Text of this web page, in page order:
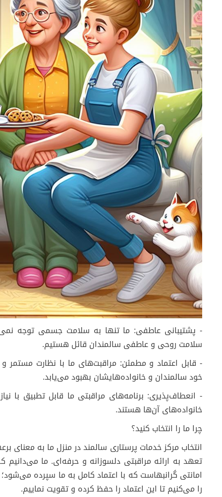
- پشتیبانی عاطفی: ما تنها به سلامت جسمی توجه
سلامت روحی و عاطفی سالمندان قائل هستیم.
- قابل اعتماد و مطمئن: مراقبت‌های ما با نظارت مستمر و
خود سالمندان و خانواده‌هایشان بهبود می‌یابد.
- انعطاف‌پذیری: برنامه‌های مراقبتی ما قابل تطبیق با
خانواده‌های آن‌ها هستند.
چرا ما را انتخاب کنید؟
انتخاب مرکز خدمات پرستاری سالمند در منزل ما به
تعهد به ارائه مراقبتی دلسوزانه و حرفه‌ای. ما می‌دانیم
امانتی گرانبهاست که با اعتماد کامل به ما سپرده
را می‌کنیم تا این اعتماد را حفظ کرده و تقویت نماییم.